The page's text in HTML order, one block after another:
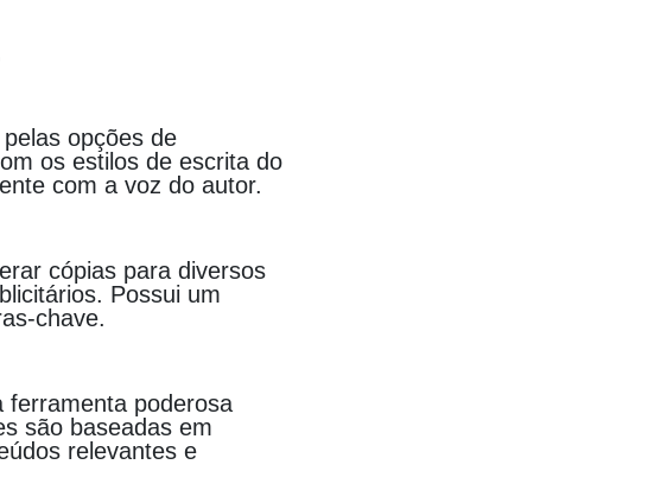
opções de
os estilos de escrita do
com a voz do autor.
cópias para diversos
Possui um
chave.
ferramenta poderosa
são baseadas em
relevantes e